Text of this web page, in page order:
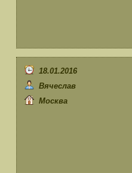
18.01.2016
Вячеслав
Москва